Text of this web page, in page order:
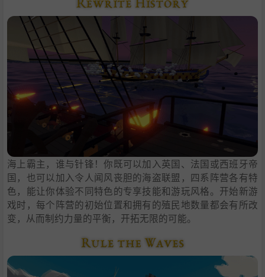
海上霸主，谁与针锋！你既可以加入英国、法国或西班牙帝
国，也可以加入令人闻风丧胆的海盗联盟，四系阵营各有特
色，能让你体验不同特色的专享技能和游玩风格。开始新游
戏时，每个阵营的初始位置和拥有的殖民地数量都会有所改
变，从而制约力量的平衡，开拓无限的可能。